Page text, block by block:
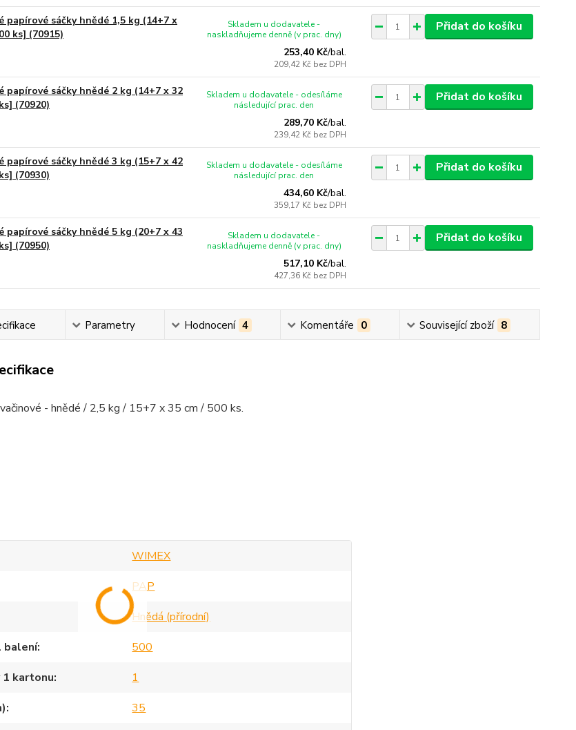
papírové sáčky hnědé 1,5 kg (14+7 x
ks] (70915)
253,40 Kč/bal.
209,42 Kč bez DPH
Skladem u dodavatele -
naskladňujeme denně (v prac. dny)
Přidat do košíku
papírové sáčky hnědé 2 kg (14+7 x 32
(70920)
289,70 Kč/bal.
239,42 Kč bez DPH
Skladem u dodavatele - odesíláme
následující prac. den
Přidat do košíku
papírové sáčky hnědé 3 kg (15+7 x 42
(70930)
434,60 Kč/bal.
359,17 Kč bez DPH
Skladem u dodavatele - odesíláme
následující prac. den
Přidat do košíku
papírové sáčky hnědé 5 kg (20+7 x 43
(70950)
517,10 Kč/bal.
427,36 Kč bez DPH
Skladem u dodavatele -
naskladňujeme denně (v prac. dny)
Přidat do košíku
Parametry Hodnocení 4 Komentáře 0 Související zboží 8
- hnědé / 2,5 kg / 15+7 x 35 cm / 500 ks.
WIMEX
PAP
Hnědá (přírodní)
balení
500
kartonu
1
35